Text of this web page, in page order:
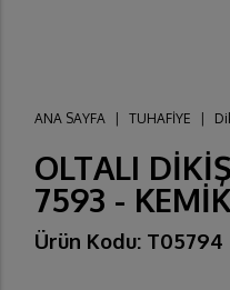
ANA SAYFA TUHAFİYE
OLTALI
7593 -
Ürün Kodu: T05794